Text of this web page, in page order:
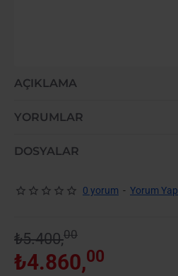
AÇIKLAMA
YORUMLAR
DOSYALAR
0 yorum - Yorum Yap
₺4.860,00
₺5.400,00